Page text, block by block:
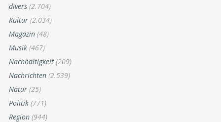
divers (2.704)
Kultur (2.034)
Magazin (48)
Musik (467)
Nachhaltigkeit (209)
Nachrichten (2.539)
Natur (25)
Politik (771)
Region (944)